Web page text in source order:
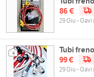
86 €
29 Giu - Gavi
4
Tubi
99 €
29 Giu - Gavi